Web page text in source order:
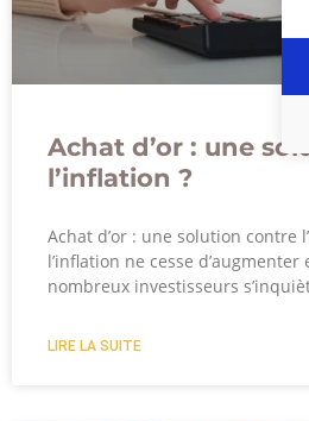
Achat d’or : une
l’inflation ?
Achat d’or : une solution contre
l’inflation ne cesse d’augmenter
nombreux investisseurs
LIRE LA SUITE